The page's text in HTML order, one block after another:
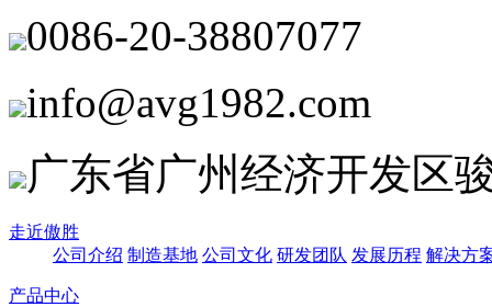
0086-20-38807077
info@avg1982.com
广东省广州经济开发区
走近傲胜
公司介绍 制造基地 公司文化 研发团队 发展历程 解决方
产品中心